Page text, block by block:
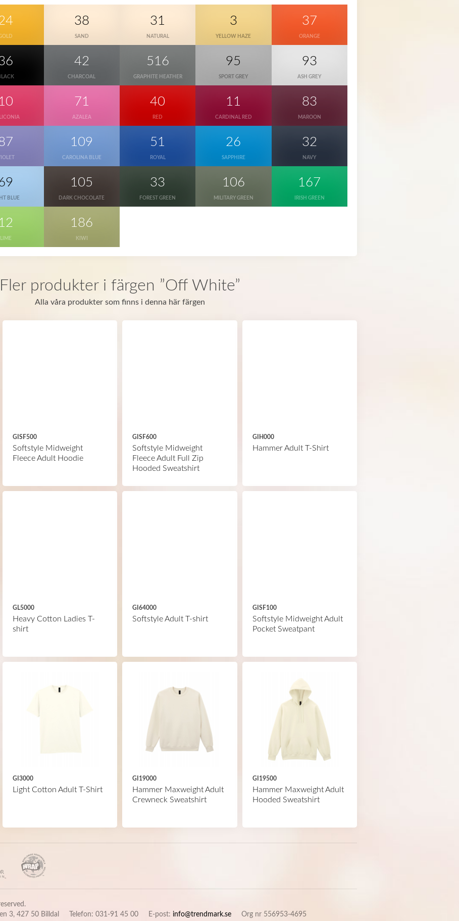
38
SAND
31
NATURAL
3
YELLOW HAZE
37
ORANGE
42
CHARCOAL
516
GRAPHITE HEATHER
95
SPORT GREY
93
ASH GREY
71
AZALEA
40
RED
11
CARDINAL RED
83
MAROON
109
CAROLINA BLUE
51
ROYAL
26
SAPPHIRE
32
NAVY
BLUE
105
DARK CHOCOLATE
33
FOREST GREEN
106
MILITARY GREEN
167
IRISH GREEN
12
LIME
186
KIWI
Fler produkter i färgen ”Off White”
Alla våra produkter som finns i denna här färgen
GISF500
Softstyle Midweight
Fleece Adult Hoodie
GISF600
Softstyle Midweight
Fleece Adult Full Zip
Hooded Sweatshirt
GIH000
Hammer Adult T-Shirt
GL5000
Heavy Cotton Ladies T-
shirt
GI64000
Softstyle Adult T-shirt
GISF100
Softstyle Midweight Adult
Pocket Sweatpant
GI3000
Light Cotton Adult T-Shirt
GI19000
Hammer Maxweight Adult
Crewneck Sweatshirt
GI19500
Hammer Maxweight Adult
Hooded Sweatshirt
3, 427 50 Billdal Telefon: 031-91 45 00 E-post: info@trendmark.se Org nr 556953-4695